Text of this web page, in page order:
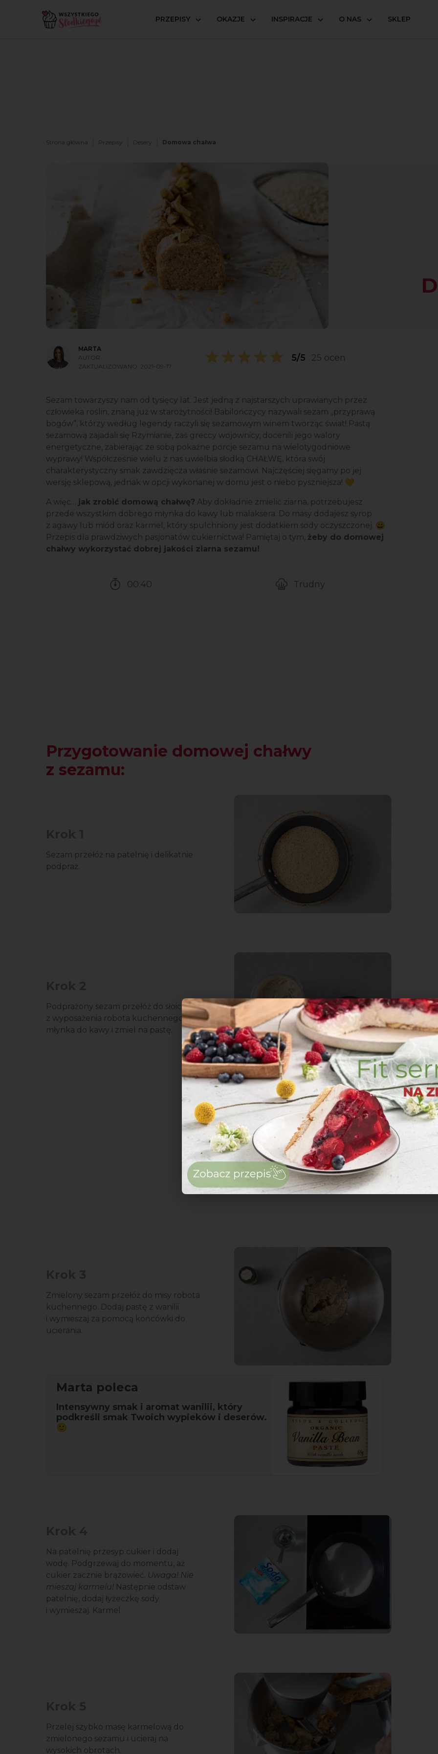
PRZEPISY OKAZJE INSPIRACJE O NAS SKLEP
Strona główna Przepisy Desery Domowa chałwa
MARTA
AUTOR
ZAKTUALIZOWANO: 2021-09-17
5/5 25 ocen
Sezam towarzyszy nam od tysięcy lat. Jest jedną z najstarszych uprawianych przez
człowieka roślin, znaną już w starożytności! Babilończycy nazywali sezam „przyprawą
bogów”, którzy według legendy raczyli się sezamowym winem tworząc świat! Pastą
sezamową zajadali się Rzymianie, zaś greccy wojownicy, docenili jego walory
energetyczne, zabierając ze sobą pokaźne porcje sezamu na wielotygodniowe
wyprawy! Współcześnie wielu z nas uwielbia słodką CHAŁWĘ, która swój
charakterystyczny smak zawdzięcza właśnie sezamowi. Najczęściej sięgamy po jej
wersję sklepową, jednak w opcji wykonanej w domu jest o niebo pyszniejsza! 💛
A więc… jak zrobić domową chałwę? Aby dokładnie zmielić ziarna, potrzebujesz
przede wszystkim dobrego młynka do kawy lub malaksera. Do masy dodajesz syrop
z agawy lub miód oraz karmel, który spulchniony jest dodatkiem sody oczyszczonej. 😀
Przepis dla prawdziwych pasjonatów cukiernictwa! Pamiętaj o tym, żeby do domowej
chałwy wykorzystać dobrej jakości ziarna sezamu!
00:40
Trudny
Przygotowanie domowej chałwy
z sezamu:
Sezam przełóż na patelnię i delikatnie
podpraż.
Podprażony sezam przełóż do słoiczka
z wyposażenia robota kuchennego lub
młynka do kawy i zmiel na pastę.
Zmielony sezam przełóż do misy robota
kuchennego. Dodaj pastę z wanilii
i wymieszaj za pomocą końcówki do
ucierania.
Marta poleca
Intensywny smak i aromat wanilii, który
podkreśli smak Twoich wypieków i deserów.
🙂
Na patelnię przesyp cukier i dodaj
wodę. Podgrzewaj do momentu, aż
cukier zacznie brązowieć. Uwaga! Nie
mieszaj karmelu! Następnie odstaw
patelnię, dodaj łyżeczkę sody
i wymieszaj. Karmel
Przelej szybko masę karmelową do
zmielonego sezamu i ucieraj na
wysokich obrotach.
zaloguj